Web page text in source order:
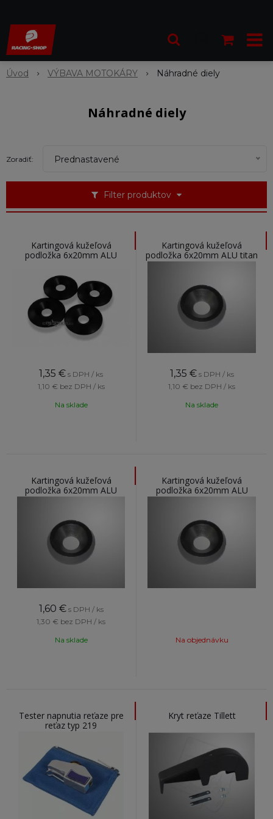
Úvod VÝBAVA MOTOKÁRY Náhradné diely
Náhradné diely
Filter produktov
Zoradiť: Prednastavené
Kartingová kužeľová
podložka 6x20mm ALU
1,35 € s DPH / ks
1,10 € bez DPH / ks
Na sklade
Kartingová kužeľová
podložka 6x20mm ALU titan
1,35 € s DPH / ks
1,10 € bez DPH / ks
Na sklade
Kartingová kužeľová
podložka 6x20mm ALU
modrá
1,60 € s DPH / ks
1,30 € bez DPH / ks
Na sklade
Kartingová kužeľová
podložka 6x20mm ALU
Na objednávku
Tester napnutia reťaze pre
reťaz typ 219
Kryt reťaze Tillett